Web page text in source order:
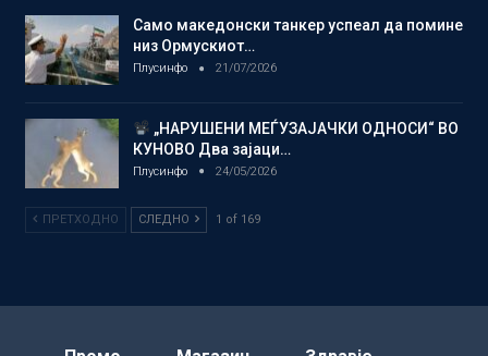
Само македонски танкер успеал да помине
низ Ормускиот…
Плусинфо 21/07/2026
„НАРУШЕНИ МЕЃУЗАЈАЧКИ ОДНОСИ“ ВО
КУНОВО Два зајаци…
Плусинфо 24/05/2026
ПРЕТХОДНО СЛЕДНО 1 of 169